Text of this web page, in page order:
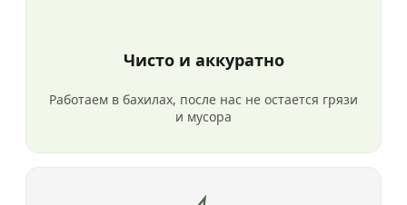
Чисто и аккуратно
Работаем в бахилах, после нас не остается грязи
и мусора